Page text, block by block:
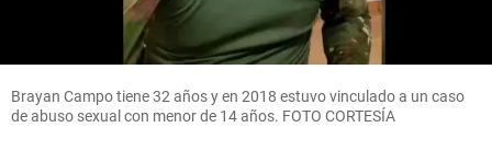
Brayan Campo tiene 32 años y en 2018 estuvo vinculado a un caso
de abuso sexual con menor de 14 años. FOTO CORTESÍA